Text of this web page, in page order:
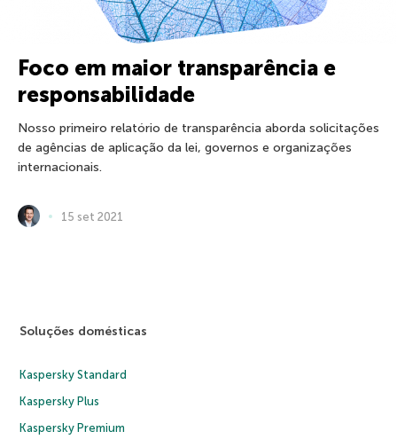
Foco em maior transparência e
responsabilidade
Nosso primeiro relatório de transparência aborda solicitações
de agências de aplicação da lei, governos e organizações
internacionais.
15 set 2021
Soluções domésticas
Kaspersky Standard
Kaspersky Plus
Kaspersky Premium